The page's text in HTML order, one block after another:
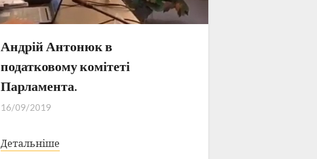
Андрій Антонюк в
податковому комітеті
Парламента.
16/09/2019
Детальніше